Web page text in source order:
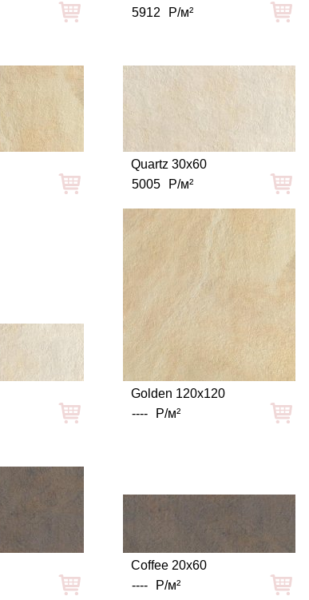
5912
Р/м²
Quartz 30x60
5005
Р/м²
Golden 120x120
----
Р/м²
Coffee 20x60
----
Р/м²